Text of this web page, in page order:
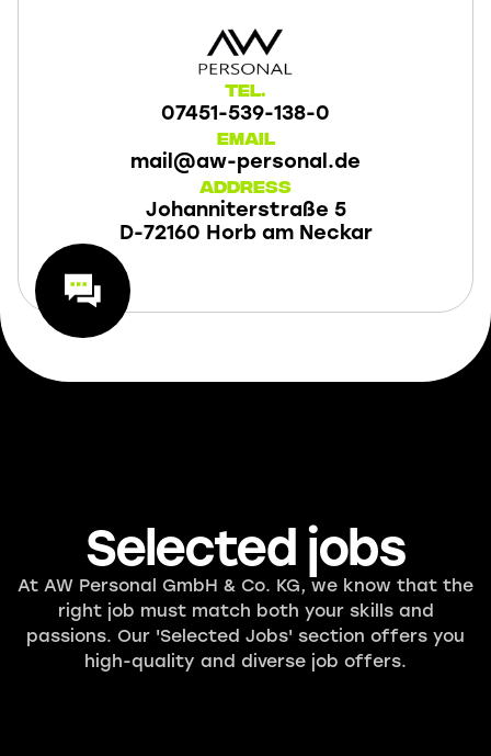
Tel.
07451-539-138-0
Email
mail@aw-personal.de
Address
Johanniterstraße 5
D-72160 Horb am Neckar
Selected jobs
At AW Personal GmbH & Co. KG, we know that the
right job must match both your skills and
passions. Our 'Selected Jobs' section offers you
high-quality and diverse job offers.